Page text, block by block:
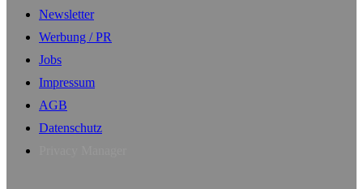
Newsletter
Werbung / PR
Jobs
Impressum
AGB
Datenschutz